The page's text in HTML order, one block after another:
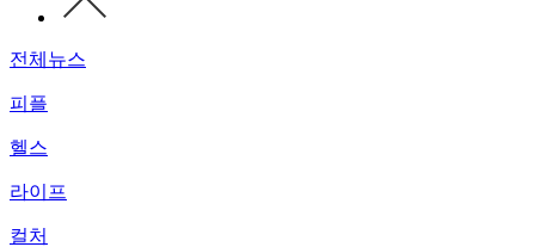
전체뉴스
피플
헬스
라이프
컬처